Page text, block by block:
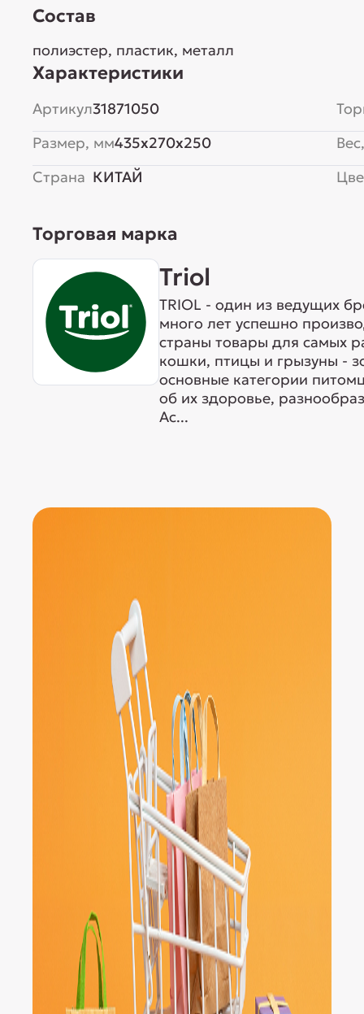
Состав
полиэстер, пластик, металл
Характеристики
Артикул31871050
Размер, мм435x270x250
Страна КИТАЙ
Торговая марка
Triol
TRIOL - один из ведущих
много лет успешно
страны товары для самых
кошки, птицы и грызуны -
основные категории
об их здоровье,
Ас...